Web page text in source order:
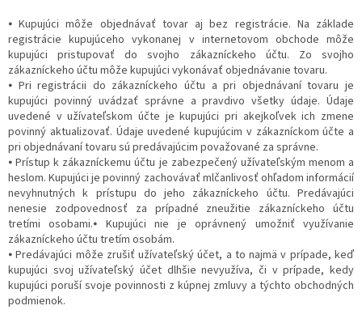
⦁ Kupujúci môže objednávať tovar aj bez registrácie. Na základe
registrácie kupujúceho vykonanej v internetovom obchode môže
kupujúci pristupovať do svojho zákazníckeho účtu. Zo svojho
zákazníckeho účtu môže kupujúci vykonávať objednávanie tovaru.
⦁ Pri registrácii do zákazníckeho účtu a pri objednávaní tovaru je
kupujúci povinný uvádzať správne a pravdivo všetky údaje. Údaje
uvedené v užívateľskom účte je kupujúci pri akejkoľvek ich zmene
povinný aktualizovať. Údaje uvedené kupujúcim v zákazníckom účte a
pri objednávaní tovaru sú predávajúcim považované za správne.
⦁ Prístup k zákazníckemu účtu je zabezpečený užívateľským menom a
heslom. Kupujúci je povinný zachovávať mlčanlivosť ohľadom informácií
nevyhnutných k prístupu do jeho zákazníckeho účtu. Predávajúci
nenesie zodpovednosť za prípadné zneužitie zákazníckeho účtu
tretími osobami.⦁ Kupujúci nie je oprávnený umožniť využívanie
zákazníckeho účtu tretím osobám.
⦁ Predávajúci môže zrušiť užívateľský účet, a to najmä v prípade, keď
kupujúci svoj užívateľský účet dlhšie nevyužíva, či v prípade, kedy
kupujúci poruší svoje povinnosti z kúpnej zmluvy a týchto obchodných
podmienok.